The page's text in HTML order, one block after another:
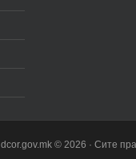
dcor.gov.mk © 2026 · Сите